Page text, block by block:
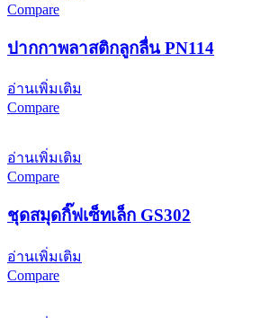
Compare
ปากกาพลาสติกลูกลื่น PN114
อ่านเพิ่มเติม
Compare
อ่านเพิ่มเติม
Compare
ชุดสมุดกิ๊ฟเซ็ทเล็ก GS302
อ่านเพิ่มเติม
Compare